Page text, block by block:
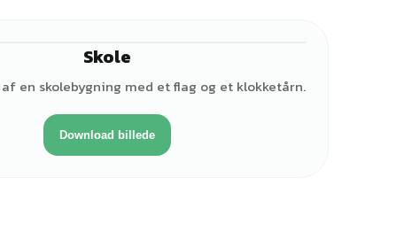
Skole
en skolebygning med et flag og et klokketårn.
Download billede